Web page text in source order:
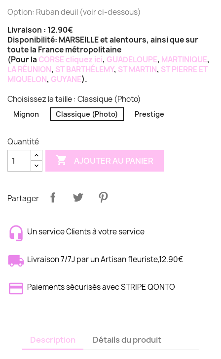
Option: Ruban deuil (voir ci-dessous)
Livraison : 12.90€
Disponibilité: MARSEILLE et alentours, ainsi que sur
toute la France métropolitaine
(Pour la CORSE cliquez ici, GUADELOUPE, MARTINIQUE,
LA RÉUNION, ST BARTHÉLEMY, ST MARTIN, ST PIERRE ET
MIQUELON, GUYANE).
Choisissez la taille : Classique (Photo)
Mignon Classique (Photo) Prestige
Quantité
 AJOUTER AU PANIER
Partager
Un service Clients à votre service
Livraison 7/7J par un Artisan fleuriste,12.90€
Paiements sécurisés avec STRIPE QONTO
Description Détails du produit